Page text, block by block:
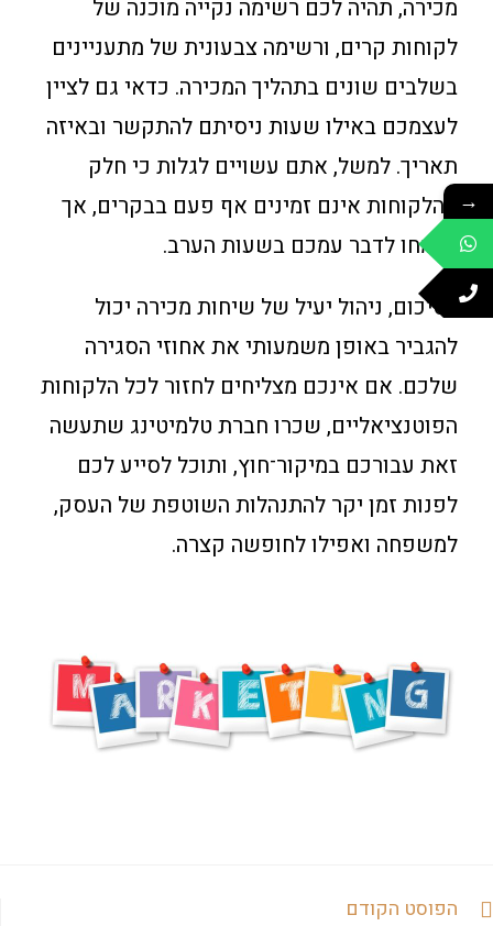
מכירה, תהיה לכם רשימה נקייה מוכנה של
לקוחות קרים, ורשימה צבעונית של מתעניינים
בשלבים שונים בתהליך המכירה. כדאי גם לציין
לעצמכם באילו שעות ניסיתם להתקשר ובאיזה
תאריך. למשל, אתם עשויים לגלות כי חלק
מהלקוחות אינם זמינים אף פעם בבקרים, אך
ישמחו לדבר עמכם בשעות הערב.
לסיכום, ניהול יעיל של שיחות מכירה יכול
להגביר באופן משמעותי את אחוזי הסגירה
שלכם. אם אינכם מצליחים לחזור לכל הלקוחות
הפוטנציאליים, שכרו חברת טלמיטינג שתעשה
זאת עבורכם במיקור־חוץ, ותוכל לסייע לכם
לפנות זמן יקר להתנהלות השוטפת של העסק,
למשפחה ואפילו לחופשה קצרה.
הפוסט הקודם
→